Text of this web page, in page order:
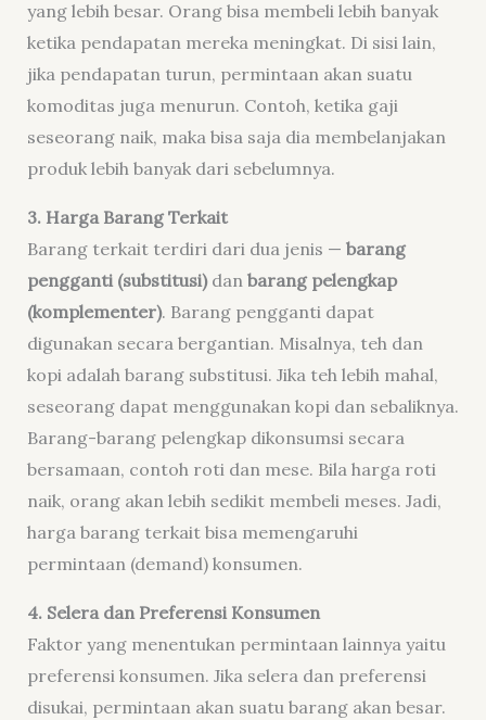
yang lebih besar. Orang bisa membeli lebih banyak
ketika pendapatan mereka meningkat. Di sisi lain,
jika pendapatan turun, permintaan akan suatu
komoditas juga menurun. Contoh, ketika gaji
seseorang naik, maka bisa saja dia membelanjakan
produk lebih banyak dari sebelumnya.
3. Harga Barang Terkait
Barang terkait terdiri dari dua jenis — barang
pengganti (substitusi)dan barang pelengkap
(komplementer). Barang pengganti dapat
digunakan secara bergantian. Misalnya, teh dan
kopi adalah barang substitusi. Jika teh lebih mahal,
seseorang dapat menggunakan kopi dan sebaliknya.
Barang-barang pelengkap dikonsumsi secara
bersamaan, contoh roti dan mese. Bila harga roti
naik, orang akan lebih sedikit membeli meses. Jadi,
harga barang terkait bisa memengaruhi
permintaan (demand) konsumen.
4. Selera dan Preferensi Konsumen
Faktor yang menentukan permintaan lainnya yaitu
preferensi konsumen. Jika selera dan preferensi
disukai, permintaan akan suatu barang akan besar.